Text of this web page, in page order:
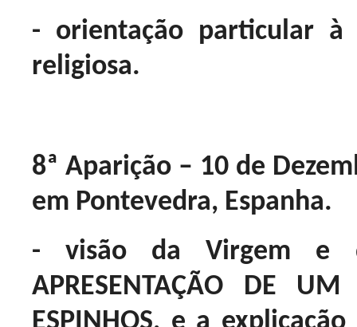
- orientação particular
religiosa.
8ª Aparição – 10 de
em Pontevedra, Espanha.
- visão da Virgem e
APRESENTAÇÃO DE UM